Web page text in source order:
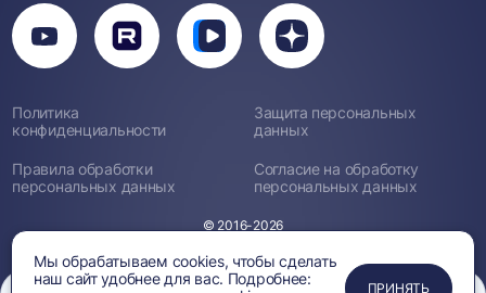
ПРИМЕНИТЬ
ЗАКРЫТЬ
ЗАКРЫТЬ
ЗАКРЫТЬ
Мы обрабатываем cookies, чтобы сделать
наш сайт удобнее для вас. Подробнее:
ПРИНЯТЬ
Вы
перейдете
на
канал
Вы
перейдете
Вы
перейдете
Вы
перейдете
Дзен
Политика
конфиденциальности
Защита персональных
данных
Правила обработки
персональных данных
Согласие на обработку
персональных данных
© 2016-2026